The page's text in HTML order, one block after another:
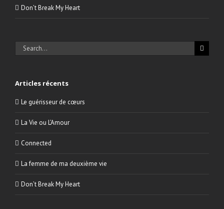
Don’t Break My Heart
Search
for:
Articles récents
Le guérisseur de cœurs
La Vie ou L’Amour
Connected
La femme de ma deuxième vie
Don’t Break My Heart